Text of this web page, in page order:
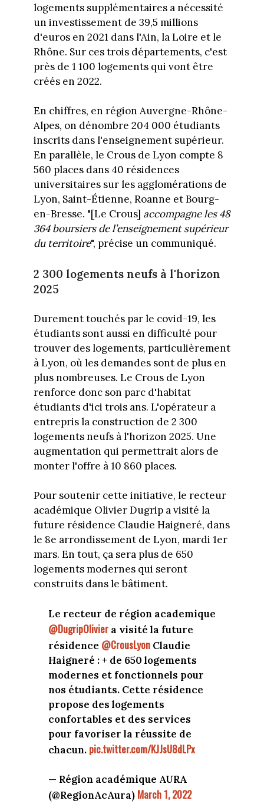
logements supplémentaires a nécessité
un investissement de 39,5 millions
d'euros en 2021 dans l'Ain, la Loire et le
Rhône. Sur ces trois départements, c'est
près de 1 100 logements qui vont être
créés en 2022.
En chiffres, en région Auvergne-Rhône-
Alpes, on dénombre 204 000 étudiants
inscrits dans l'enseignement supérieur.
En parallèle, le Crous de Lyon compte 8
560 places dans 40 résidences
universitaires sur les agglomérations de
Lyon, Saint-Étienne, Roanne et Bourg-
en-Bresse. "[Le Crous] accompagne les 48
364 boursiers de l’enseignement supérieur
du territoire", précise un communiqué.
2 300 logements neufs à l'horizon
2025
Durement touchés par le covid-19, les
étudiants sont aussi en difficulté pour
trouver des logements, particulièrement
à Lyon, où les demandes sont de plus en
plus nombreuses. Le Crous de Lyon
renforce donc son parc d'habitat
étudiants d'ici trois ans. L'opérateur a
entrepris la construction de 2 300
logements neufs à l'horizon 2025. Une
augmentation qui permettrait alors de
monter l'offre à 10 860 places.
Pour soutenir cette initiative, le recteur
académique Olivier Dugrip a visité la
future résidence Claudie Haigneré, dans
le 8e arrondissement de Lyon, mardi 1er
mars. En tout, ça sera plus de 650
logements modernes qui seront
construits dans le bâtiment.
Le recteur de région academique
@DugripOlivier a visité la future
résidence @CrousLyon Claudie
Haigneré : + de 650 logements
modernes et fonctionnels pour
nos étudiants. Cette résidence
propose des logements
confortables et des services
pour favoriser la réussite de
chacun. pic.twitter.com/KJJsU8dLPx
— Région académique AURA
(@RegionAcAura) March 1, 2022